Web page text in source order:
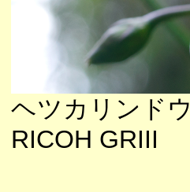
ヘツカリンドウ
RICOH GRIII